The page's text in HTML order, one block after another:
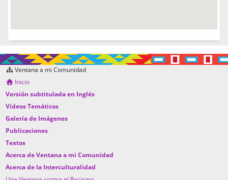
Ventana a mi Comunidad
Inicio
Versión subtitulada en Inglés
Videos Temáticos
Galería de Imágenes
Publicaciones
Textos
Acerca de Ventana a mi Comunidad
Acerca de la Interculturalidad